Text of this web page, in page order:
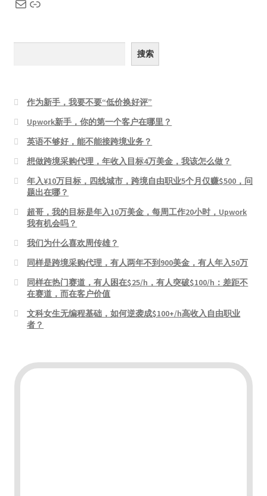
搜索
作为新手，我要不要“低价换好评”
Upwork新手，你的第一个客户在哪里？
英语不够好，能不能接跨境业务？
想做跨境采购代理，年收入目标4万美金，我该怎么做？
年入¥10万目标，四线城市，跨境自由职业5个月仅赚$500，问
题出在哪？
超哥，我的目标是年入10万美金，每周工作20小时，Upwork
我有机会吗？
我们为什么喜欢周传雄？
同样是跨境采购代理，有人两年不到900美金，有人年入50万
同样在热门赛道，有人困在$25/h，有人突破$100/h：差距不
在赛道，而在客户价值
文科女生无编程基础，如何逆袭成$100+/h高收入自由职业
者？